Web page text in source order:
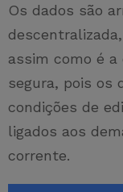
Os dados são
assim como é a
segura, pois os
condições de
ligados aos
corrente.